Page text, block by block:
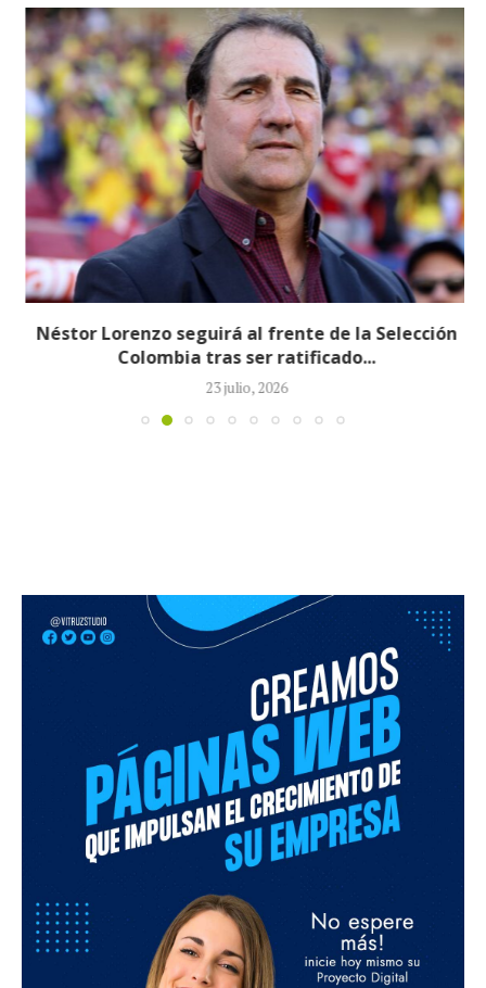
Néstor Lorenzo seguirá al frente de la Selección
Colombia tras ser ratificado...
23 julio, 2026